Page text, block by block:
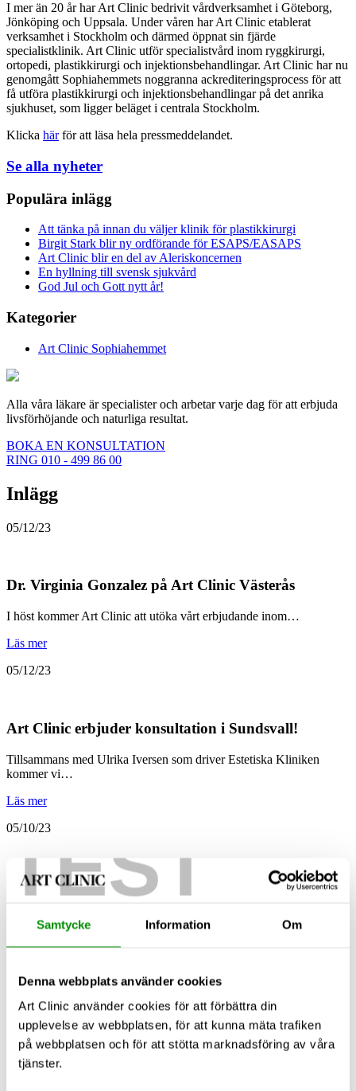
TEST
Samtycke Information Om
Denna webbplats använder cookies
Art Clinic använder cookies för att förbättra din
upplevelse av webbplatsen, för att kunna mäta trafiken
på webbplatsen och för att stötta marknadsföring av våra
tjänster.
I mer än 20 år har Art Clinic bedrivit vårdverksamhet i Göteborg,
Jönköping och Uppsala. Under våren har Art Clinic etablerat
verksamhet i Stockholm och därmed öppnat sin fjärde
specialistklinik. Art Clinic utför specialistvård inom ryggkirurgi,
ortopedi, plastikkirurgi och injektionsbehandlingar. Art Clinic har nu
genomgått Sophiahemmets noggranna ackrediteringsprocess för att
få utföra plastikkirurgi och injektionsbehandlingar på det anrika
sjukhuset, som ligger beläget i centrala Stockholm.
Klicka härför att läsa hela pressmeddelandet.
Se alla nyheter
Populära inlägg
Att tänka på innan du väljer klinik för plastikkirurgi
Birgit Stark blir ny ordförande för ESAPS/EASAPS
Art Clinic blir en del av Aleriskoncernen
En hyllning till svensk sjukvård
God Jul och Gott nytt år!
Kategorier
Art Clinic Sophiahemmet
Alla våra läkare är specialister och arbetar varje dag för att erbjuda
livsförhöjande och naturliga resultat.
BOKA EN KONSULTATION
RING 010 - 499 86 00
Inlägg
05/12/23
Dr. Virginia Gonzalez på Art Clinic Västerås
I höst kommer Art Clinic att utöka vårt erbjudande inom…
Läs mer
05/12/23
Art Clinic erbjuder konsultation i Sundsvall!
Tillsammans med Ulrika Iversen som driver Estetiska Kliniken
kommer vi…
Läs mer
05/10/23
Hälso- och skönhetsevent 11 oktober kl.18 i…
Läs mer
Dr. Anders Liss föreläser om lipödem på…
Den 31 augusti kommer plastikkirurg Anders Liss föreläsa om
lipödem…